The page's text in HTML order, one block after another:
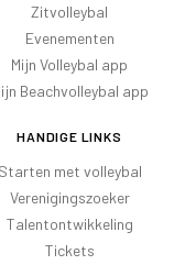
Zitvolleybal
Evenementen
Mijn Volleybal app
Beachvolleybal app
HANDIGE LINKS
Starten met volleybal
Verenigingszoeker
Talentontwikkeling
Tickets